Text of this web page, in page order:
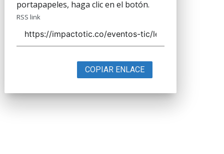
portapapeles, haga clic en el botón.
RSS link
COPIAR ENLACE